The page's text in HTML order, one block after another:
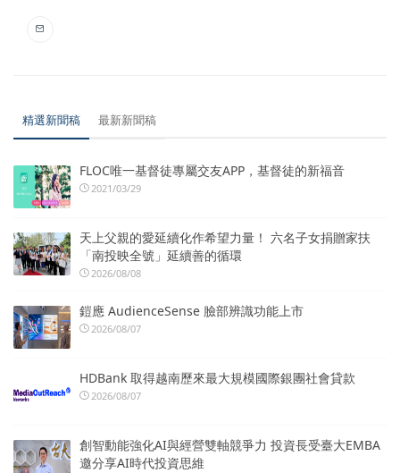
精選新聞稿 最新新聞稿
FLOC唯一基督徒專屬交友APP，基督徒的新福音
2021/03/29
天上父親的愛延續化作希望力量！ 六名子女捐贈家扶
「南投映全號」延續善的循環
2026/08/08
鎧應 AudienceSense 臉部辨識功能上市
2026/08/07
HDBank 取得越南歷來最大規模國際銀團社會貸款
2026/08/07
創智動能強化AI與經營雙軸競爭力 投資長受臺大EMBA
邀分享AI時代投資思維